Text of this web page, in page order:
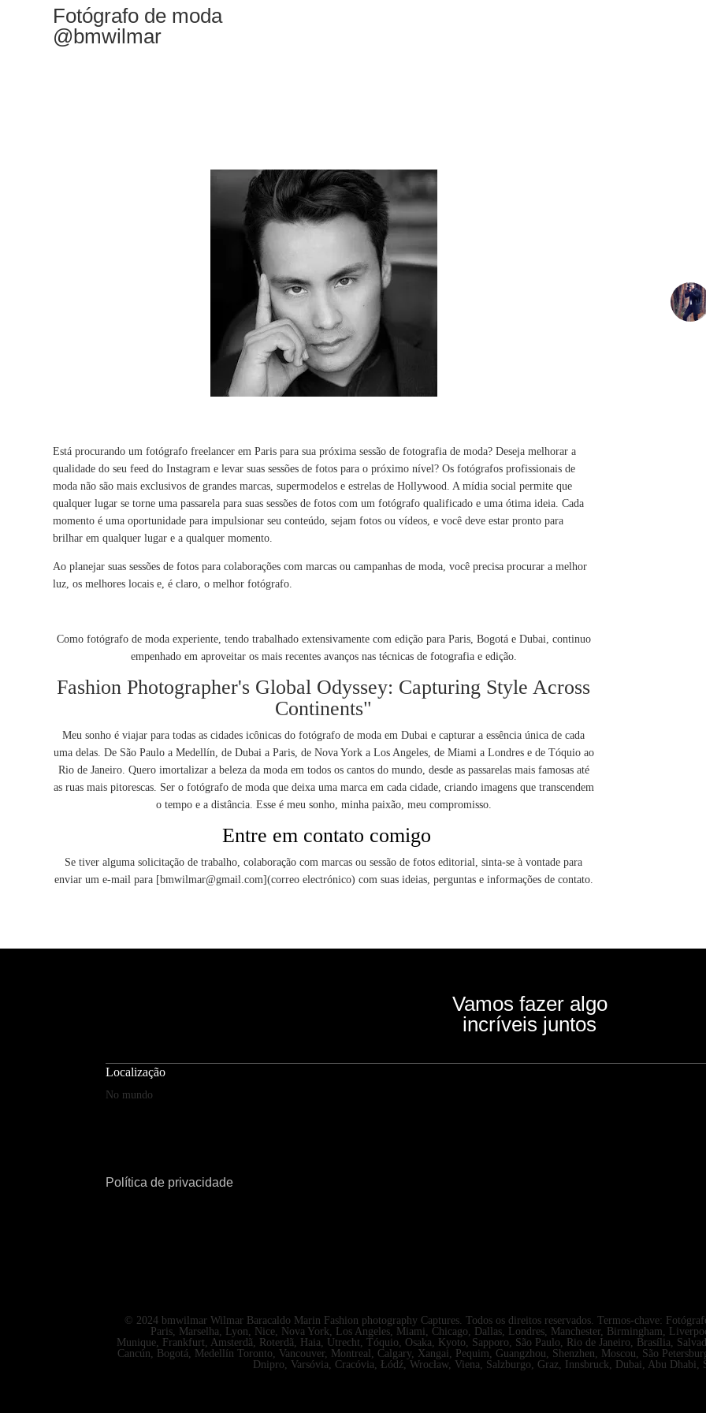
Fotógrafo de moda
@bmwilmar
Está procurando um fotógrafo freelancer em Paris para sua próxima sessão de fotografia de moda? Deseja melhorar a
qualidade do seu feed do Instagram e levar suas sessões de fotos para o próximo nível? Os fotógrafos profissionais de
moda não são mais exclusivos de grandes marcas, supermodelos e estrelas de Hollywood. A mídia social permite que
qualquer lugar se torne uma passarela para suas sessões de fotos com um fotógrafo qualificado e uma ótima ideia. Cada
momento é uma oportunidade para impulsionar seu conteúdo, sejam fotos ou vídeos, e você deve estar pronto para
brilhar em qualquer lugar e a qualquer momento.
Ao planejar suas sessões de fotos para colaborações com marcas ou campanhas de moda, você precisa procurar a melhor
luz, os melhores locais e, é claro, o melhor fotógrafo.
Como fotógrafo de moda experiente, tendo trabalhado extensivamente com edição para Paris, Bogotá e Dubai, continuo
empenhado em aproveitar os mais recentes avanços nas técnicas de fotografia e edição.
Fashion Photographer's Global Odyssey: Capturing Style Across
Continents"
Meu sonho é viajar para todas as cidades icônicas do fotógrafo de moda em Dubai e capturar a essência única de cada
uma delas. De São Paulo a Medellín, de Dubai a Paris, de Nova York a Los Angeles, de Miami a Londres e de Tóquio ao
Rio de Janeiro. Quero imortalizar a beleza da moda em todos os cantos do mundo, desde as passarelas mais famosas até
as ruas mais pitorescas. Ser o fotógrafo de moda que deixa uma marca em cada cidade, criando imagens que transcendem
o tempo e a distância. Esse é meu sonho, minha paixão, meu compromisso.
Entre em contato comigo
Se tiver alguma solicitação de trabalho, colaboração com marcas ou sessão de fotos editorial, sinta-se à vontade para
enviar um e-mail para [bmwilmar@gmail.com](correo electrónico) com suas ideias, perguntas e informações de contato.
Vamos fazer algo
incríveis juntos
Localização
No mundo
Política de privacidade
© 2024 bmwilmar Wilmar Baracaldo Marin Fashion photography Captures. Todos os direitos reservados. Termos-chave:
Paris, Marselha, Lyon, Nice, Nova York, Los Angeles, Miami, Chicago, Dallas, Londres, Manchester, Birmingham,
Munique, Frankfurt, Amsterdã, Roterdã, Haia, Utrecht, Tóquio, Osaka, Kyoto, Sapporo, São Paulo, Rio de Janeiro, Brasília,
Cancún, Bogotá, Medellín Toronto, Vancouver, Montreal, Calgary, Xangai, Pequim, Guangzhou, Shenzhen, Moscou, São
Dnipro, Varsóvia, Cracóvia, Łódź, Wrocław, Viena, Salzburgo, Graz, Innsbruck, Dubai, Abu